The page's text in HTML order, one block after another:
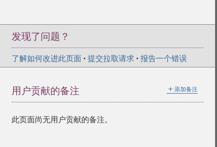
发现了问题？
了解如何改进此页面 • 提交拉取请求 • 报告一个错误
＋ 添加备注
用户贡献的备注
此页面尚无用户贡献的备注。